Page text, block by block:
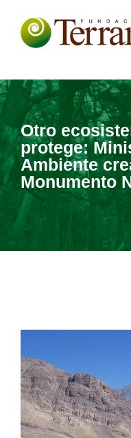
Otro
protege:
Ambiente
Monumento